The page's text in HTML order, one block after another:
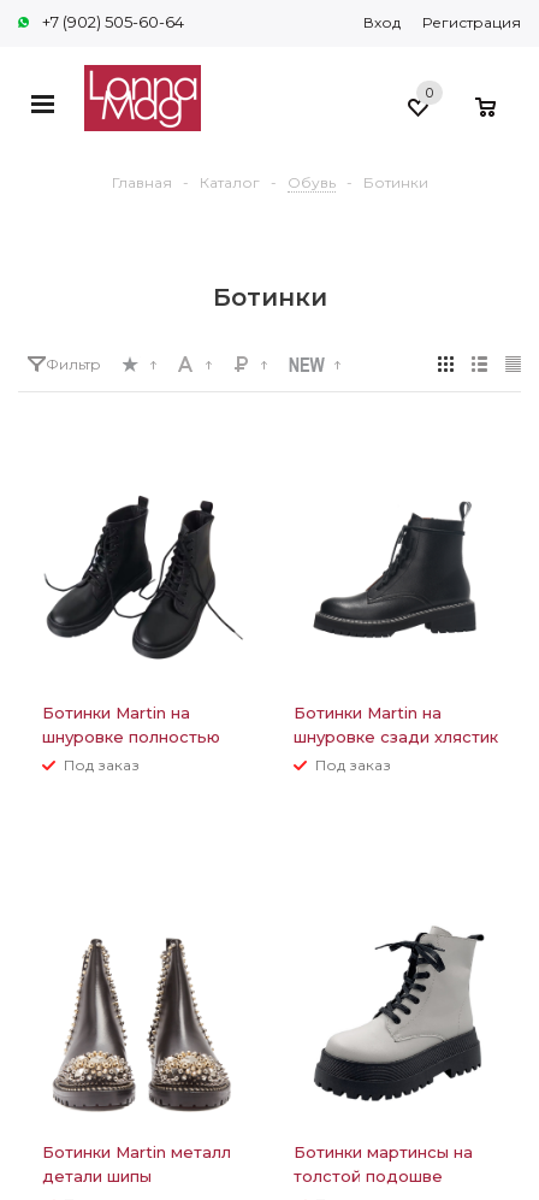
+7 (902) 505-60-64 Вход Регистрация
0
Главная - Каталог - Обувь - Ботинки
Ботинки
Фильтр
Ботинки Martin на
шнуровке полностью
черные
Под заказ
Ботинки Martin на
шнуровке сзади хлястик
с надписью
Под заказ
Ботинки Martin металл
детали шипы
Ботинки мартинсы на
толстой подошве